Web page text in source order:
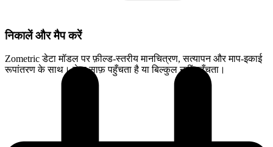
निकालें और मैप करें
Zometric डेटा मॉडल पर फ़ील्ड-स्तरीय मानचित्रण, सत्यापन और माप-इकाई
रूपांतरण के साथ। डेटा साफ़ पहुँचता है या बिल्कुल नहीं पहुँचता।